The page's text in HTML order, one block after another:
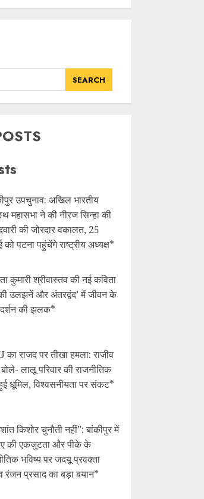
SEARCH
उपचुनाव: अखिल भारतीय
महासभा ने की नीरज सिन्हा की
की जोरदार वकालत, 25
को पटना पहुंचेंगे राष्ट्रीय अध्यक्ष*
कुमारी श्रीवास्तव की नई कविता
उलझनें और अंतरद्वंद’ में जीवन के
की झलक*
का राजद पर तीखा हमला: राजीव
लालू परिवार की राजनीतिक
धूमिल, विश्वसनीयता पर संकट*
किशोर चुनौती नहीं”: बांकीपुर में
की एकजुटता और पीके के
भविष्य पर जदयू प्रवक्ता
रंजन प्रसाद का बड़ा बयान*